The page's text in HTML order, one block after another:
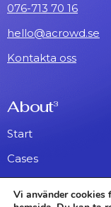
076-713 70 16
hello@acrowd.se
Kontakta oss
About3
Start
Cases
Vi använder cookies